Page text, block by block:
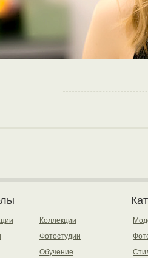
Коллекции
Фотостудии
Обучение